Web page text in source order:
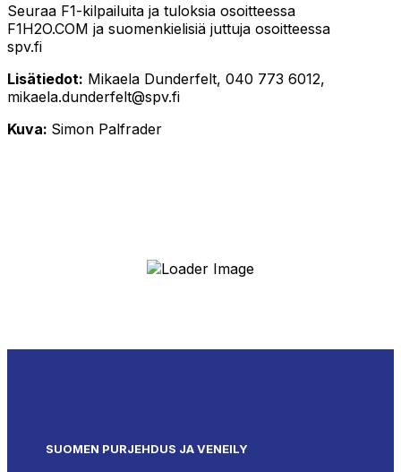
Seuraa F1-kilpailuita ja tuloksia osoitteessa
F1H2O.COM ja suomenkielisiä juttuja osoitteessa
spv.fi
Lisätiedot: Mikaela Dunderfelt, 040 773 6012,
mikaela.dunderfelt@spv.fi
Kuva: Simon Palfrader
SUOMEN PURJEHDUS JA VENEILY